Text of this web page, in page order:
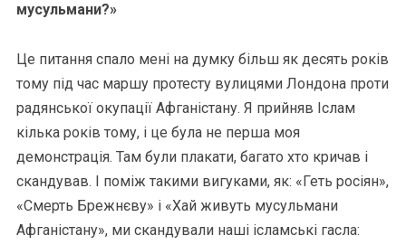
мусульмани?»
Це питання спало мені на думку більш як десять років
тому під час маршу протесту вулицями Лондона проти
радянської окупації Афганістану. Я прийняв Іслам
кілька років тому, і це була не перша моя
демонстрація. Там були плакати, багато хто кричав і
скандував. І поміж такими вигуками, як: «Геть росіян»,
«Смерть Брежнєву» і «Хай живуть мусульмани
Афганістану», ми скандували наші ісламські гасла: